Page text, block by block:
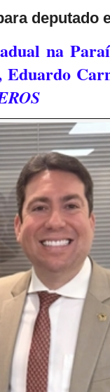
deputado
na